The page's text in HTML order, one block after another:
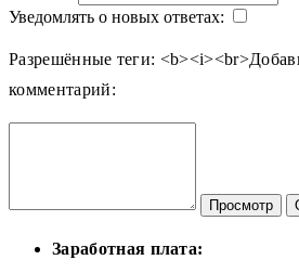
Уведомлять о новых ответах:
Разрешённые теги: <b><i><br>
комментарий:
Просмотр
Заработная плата: